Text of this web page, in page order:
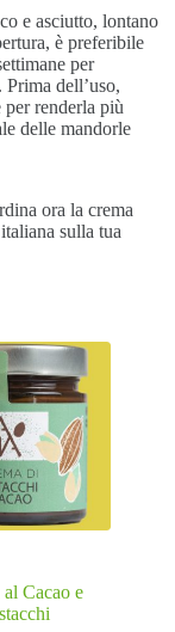
e asciutto, lontano
è preferibile
per
dell’uso,
per renderla più
delle mandorle
ora la crema
sulla tua
al Cacao e